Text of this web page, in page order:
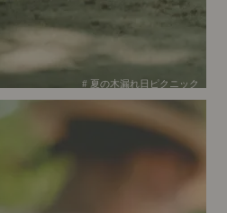
# 夏の木漏れ日ピクニック